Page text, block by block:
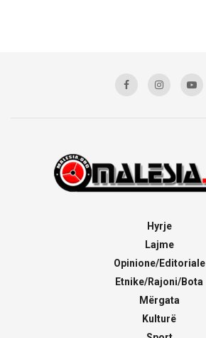
Hyrje
Lajme
Opinione/Editoriale
Etnike/Rajoni/Bota
Mërgata
Kulturë